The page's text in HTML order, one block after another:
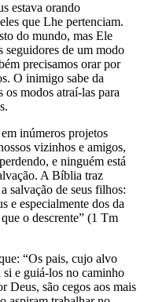
estava orando
que Lhe pertenciam.
do mundo, mas Ele
seguidores de um modo
precisamos orar por
O inimigo sabe da
os modos atraí-las para
inúmeros projetos
vizinhos e amigos,
e ninguém está
A Bíblia traz
salvação de seus filhos:
e especialmente dos da
o descrente” (1 Tm
“Os pais, cujo alvo
si e guiá-los no caminho
Deus, são cegos aos mais